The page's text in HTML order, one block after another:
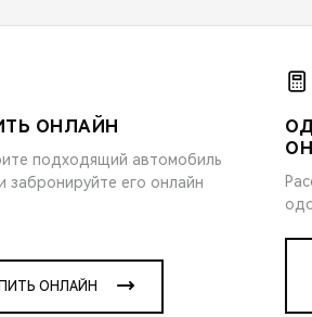
ОНЛАЙН
подходящий автомобиль
забронируйте его онлайн
ОНЛАЙН